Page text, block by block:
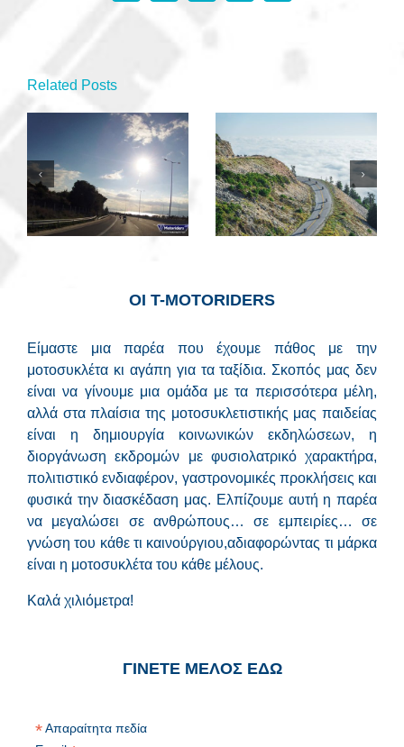
Related Posts
Παράλιο
καφεδάκι
Της…Στενής
ΟΙ Τ-MOTORIDERS
Είμαστε μια παρέα που έχουμε πάθος με την
μοτοσυκλέτα κι αγάπη για τα ταξίδια. Σκοπός μας δεν
είναι να γίνουμε μια ομάδα με τα περισσότερα μέλη,
αλλά στα πλαίσια της μοτοσυκλετιστικής μας παιδείας
είναι η δημιουργία κοινωνικών εκδηλώσεων, η
διοργάνωση εκδρομών με φυσιολατρικό χαρακτήρα,
πολιτιστικό ενδιαφέρον, γαστρονομικές προκλήσεις και
φυσικά την διασκέδαση μας. Ελπίζουμε αυτή η παρέα
να μεγαλώσει σε ανθρώπους… σε εμπειρίες… σε
γνώση του κάθε τι καινούργιου,αδιαφορώντας τι μάρκα
είναι η μοτοσυκλέτα του κάθε μέλους.
Καλά χιλιόμετρα!
ΓΙΝΕΤΕ ΜΕΛΟΣ ΕΔΩ
*Απαραίτητα πεδία